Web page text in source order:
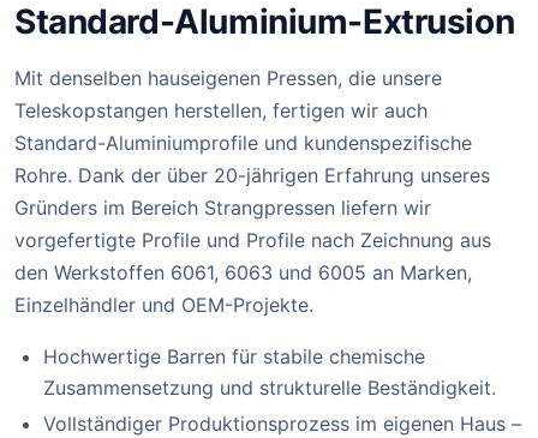
Standard-Aluminium-Extrusion
Mit denselben hauseigenen Pressen, die unsere
Teleskopstangen herstellen, fertigen wir auch
Standard-Aluminiumprofile und kundenspezifische
Rohre. Dank der über 20-jährigen Erfahrung unseres
Gründers im Bereich Strangpressen liefern wir
vorgefertigte Profile und Profile nach Zeichnung aus
den Werkstoffen 6061, 6063 und 6005 an Marken,
Einzelhändler und OEM-Projekte.
Hochwertige Barren für stabile chemische
Zusammensetzung und strukturelle Beständigkeit.
Vollständiger Produktionsprozess im eigenen Haus –